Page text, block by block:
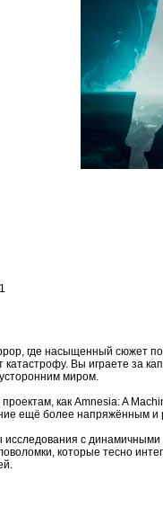
где насыщенный сюжет
Вы играете за
миром.
как Amnesia: A
ещё более напряжённым
с
которые тесно